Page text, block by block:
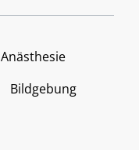
Anästhesie
Bildgebung